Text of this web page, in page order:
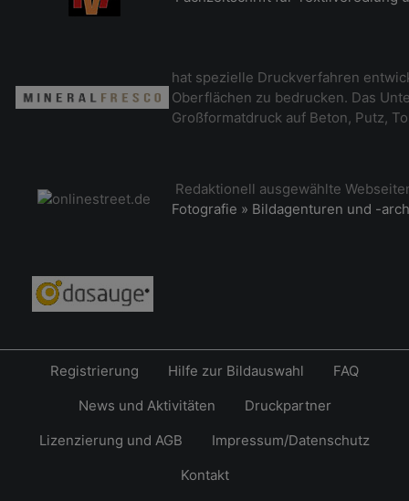
hat spezielle Druckverfahren
Oberflächen zu bedrucken. Das
Großformatdruck auf Beton, Putz,
Redaktionell ausgewählte
Fotografie » Bildagenturen und -
Registrierung Hilfe zur Bildauswahl
FAQ
News und Aktivitäten
Druckpartner
Lizenzierung und AGB
Impressum/Datenschutz
Kontakt